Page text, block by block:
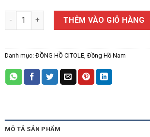
ĐỒNG HỒ NAM CITOLE CT9109 số lượng
THÊM VÀO GIỎ HÀNG
Danh mục: ĐỒNG HỒ CITOLE, Đồng Hồ Nam
MÔ TẢ SẢN PHẨM